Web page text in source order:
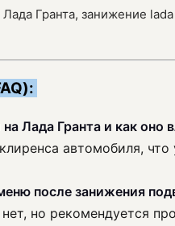
Гранта, занижение
Лада Гранта и как оно
автомобиля,
после занижения
но рекомендуется